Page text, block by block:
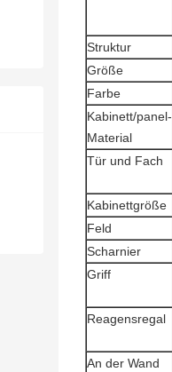
Struktur
Größe
Farbe
Kabinett/panel-
Material
Tür und Fach
Kabinettgröße
Feld
Scharnier
Griff
Reagensregal
An der Wand